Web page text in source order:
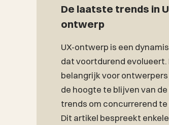
De laatste trends in
ontwerp
UX-ontwerp is een
dat voortdurend evolueert.
belangrijk voor ontwerpers
de hoogte te blijven van
trends om concurrerend te
Dit artikel bespreekt